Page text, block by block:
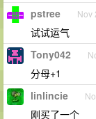
pstree Nov
试试运气
Tony042
分母+1
linlincie
刚买了一个